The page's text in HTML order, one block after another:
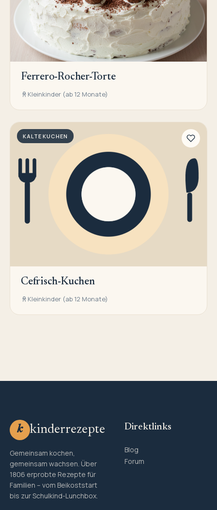
Ferrero-Rocher-Torte
Kleinkinder (ab 12 Monate)
KALTE KUCHEN
Cefrisch-Kuchen
Kleinkinder (ab 12 Monate)
k kinderrezepte
Gemeinsam kochen,
gemeinsam wachsen. Über
1806 erprobte Rezepte für
Familien – vom Beikoststart
bis zur Schulkind-Lunchbox.
Direktlinks
Blog
Forum